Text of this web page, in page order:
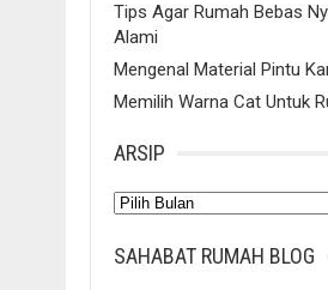
Tips Agar Rumah Bebas
Alami
Mengenal Material Pintu
Memilih Warna Cat Untuk
ARSIP
Arsip
SAHABAT RUMAH BLOG